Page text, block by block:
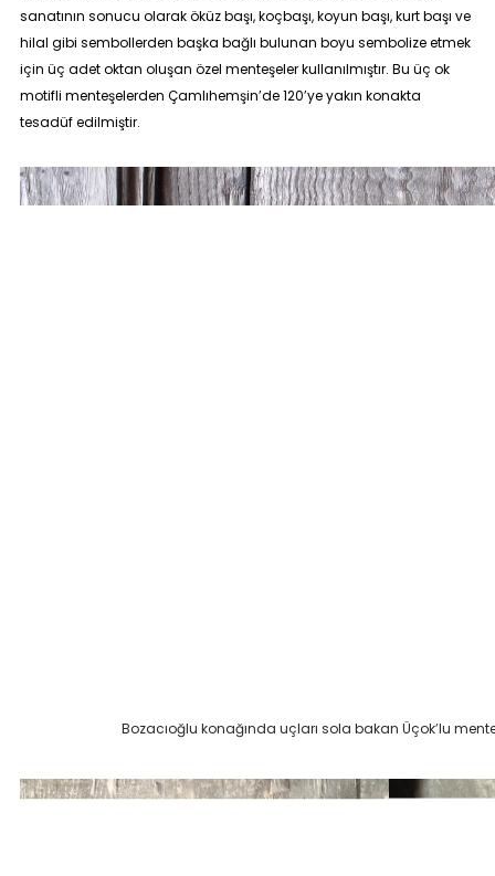
sanatının sonucu olarak öküz başı, koçbaşı, koyun başı, kurt başı ve
hilal gibi sembollerden başka bağlı bulunan boyu sembolize etmek
için üç adet oktan oluşan özel menteşeler kullanılmıştır. Bu üç ok
motifli menteşelerden Çamlıhemşin’de 120’ye yakın konakta
tesadüf edilmiştir.
Bozacıoğlu konağında uçları sola bakan Üçok’lu